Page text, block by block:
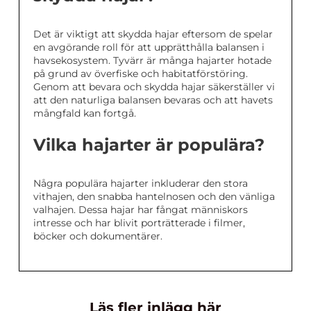
Det är viktigt att skydda hajar eftersom de spelar
en avgörande roll för att upprätthålla balansen i
havsekosystem. Tyvärr är många hajarter hotade
på grund av överfiske och habitatförstöring.
Genom att bevara och skydda hajar säkerställer vi
att den naturliga balansen bevaras och att havets
mångfald kan fortgå.
Vilka hajarter är populära?
Några populära hajarter inkluderar den stora
vithajen, den snabba hantelnosen och den vänliga
valhajen. Dessa hajar har fångat människors
intresse och har blivit porträtterade i filmer,
böcker och dokumentärer.
Läs fler inlägg här